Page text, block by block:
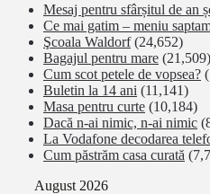
Mesaj pentru sfârșitul de an
Ce mai gatim – meniu
Şcoala Waldorf (24,652)
Bagajul pentru mare (21,509)
Cum scot petele de vopsea?
Buletin la 14 ani (11,141)
Masa pentru curte (10,184)
Dacă n-ai nimic, n-ai nimic
La Vodafone decodarea
Cum păstrăm casa curată
August 2026